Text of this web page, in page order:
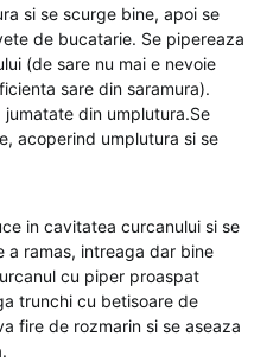
si se scurge bine, apoi se
de bucatarie. Se pipereaza
(de sare nu mai e nevoie
sare din saramura).
din umplutura.Se
acoperind umplutura si se
in cavitatea curcanului si se
a ramas, intreaga dar bine
cu piper proaspat
trunchi cu betisoare de
fire de rozmarin si se aseaza